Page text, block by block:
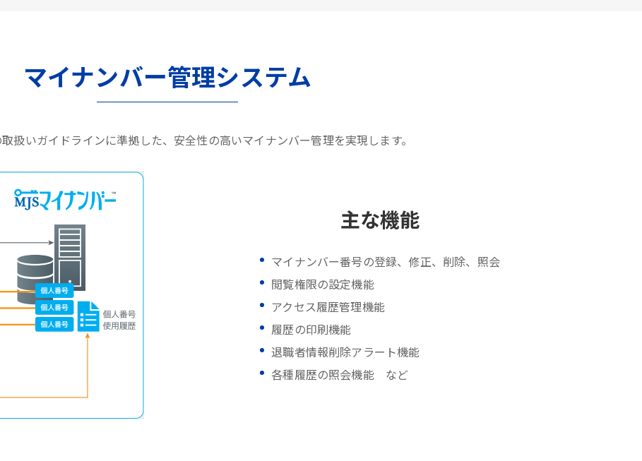
マイナンバー管理システム
扱いガイドラインに準拠した、安全性の高いマイナンバー管理を実現します。
主な機能
マイナンバー番号の登録、修正、削除、照会
閲覧権限の設定機能
アクセス履歴管理機能
履歴の印刷機能
退職者情報削除アラート機能
各種履歴の照会機能 など